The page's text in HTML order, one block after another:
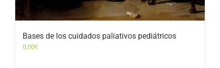
Bases de los cuidados paliativos pediátricos
0,00€